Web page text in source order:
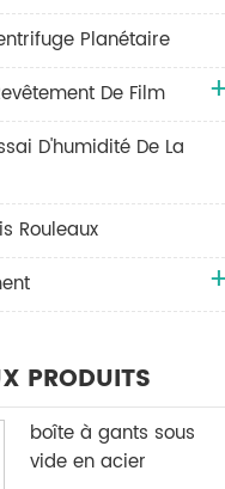
Planétaire
De Film
D'humidité De La
Rouleaux
PRODUITS
boîte à gants sous
vide en acier